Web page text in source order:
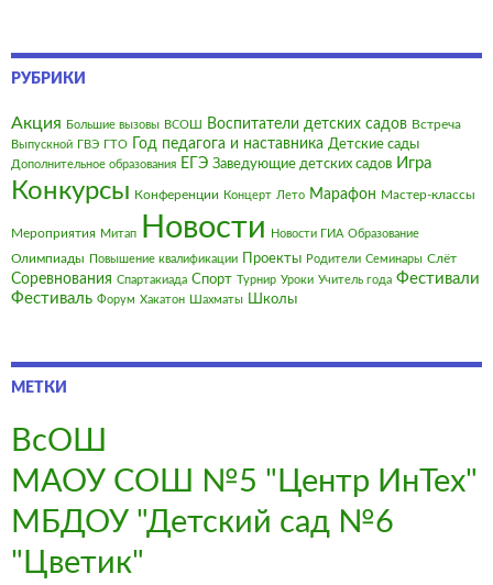
РУБРИКИ
Акция Большие вызовы ВСОШ Воспитатели детских садов Встреча
Выпускной ГВЭ ГТО Год педагога и наставника Детские сады
Дополнительное образования ЕГЭ Заведующие детских садов Игра
Конкурсы Конференции Концерт Лето Марафон Мастер-классы
Мероприятия Митап Новости Новости ГИА Образование
Олимпиады Повышение квалификации Проекты Родители Семинары Слёт
Соревнования Спартакиада Спорт Турнир Уроки Учитель года Фестивали
Фестиваль Форум Хакатон Шахматы Школы
МЕТКИ
ВсОШ
МАОУ СОШ №5 "Центр ИнТех"
МБДОУ "Детский сад №6
"Цветик"